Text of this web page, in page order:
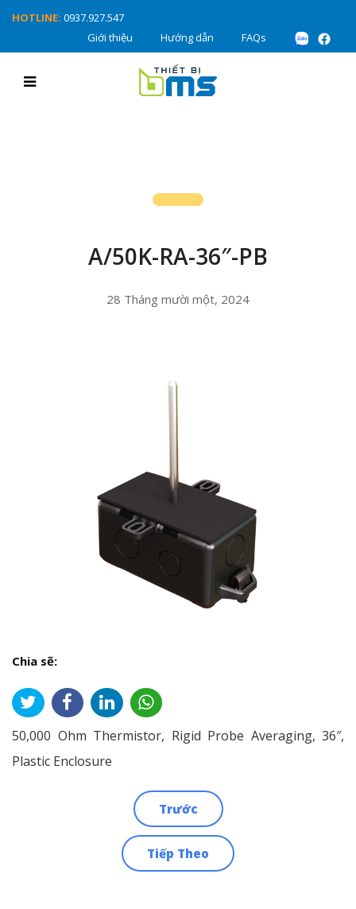
HOTLINE: 0937.927.547
Giới thiệu
Hướng dẫn FAQs
A/50K-RA-36″-PB
28 Tháng mười một, 2024
Chia sẽ:
50,000 Ohm Thermistor, Rigid Probe Averaging, 36″,
Plastic Enclosure
Trước
Tiếp Theo